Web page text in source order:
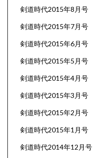
剣道時代2015年8月号
剣道時代2015年7月号
剣道時代2015年6月号
剣道時代2015年5月号
剣道時代2015年4月号
剣道時代2015年3月号
剣道時代2015年2月号
剣道時代2015年1月号
剣道時代2014年12月号